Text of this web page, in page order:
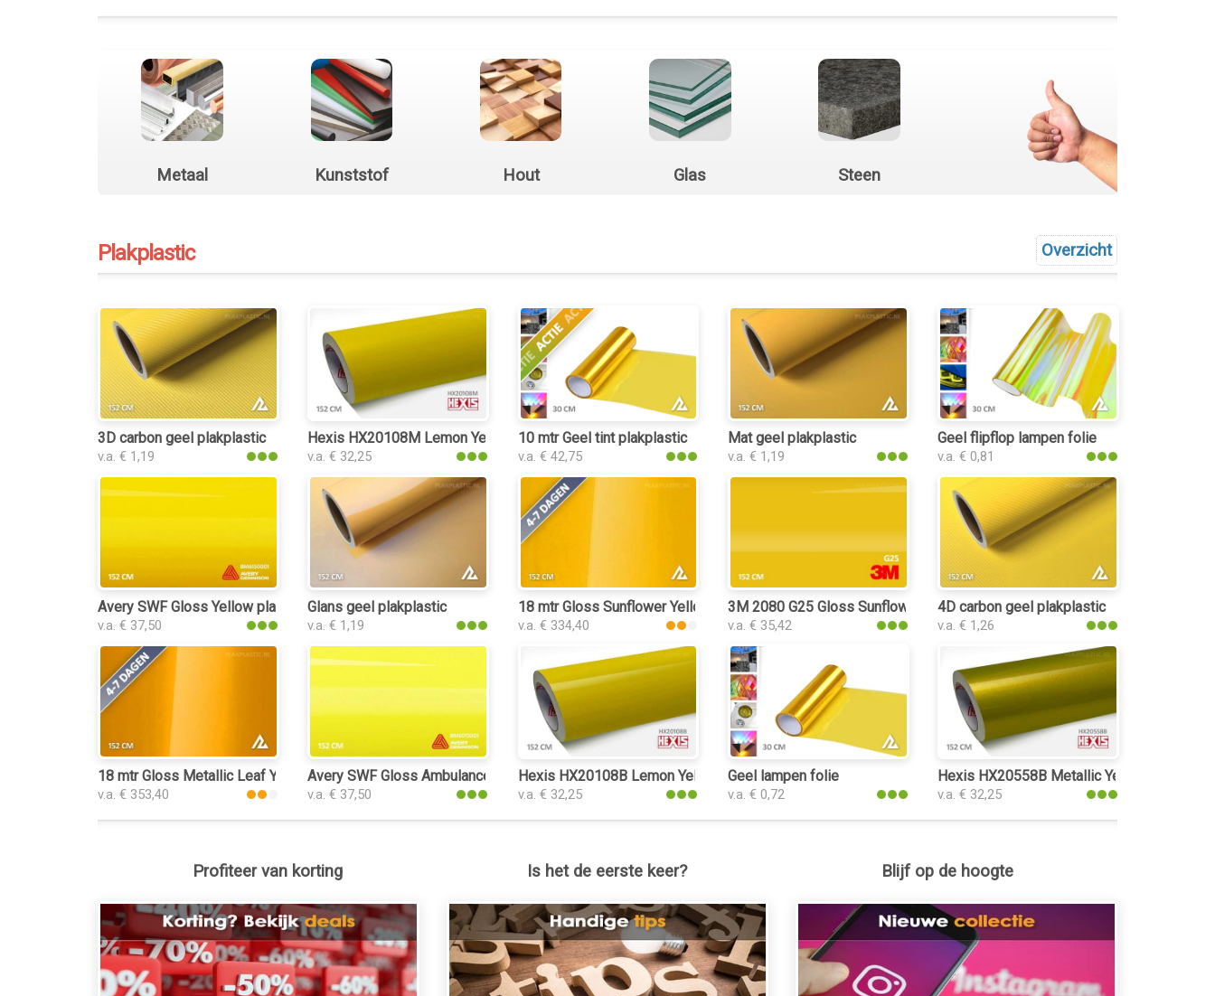
Metaal Kunststof Hout Glas Steen
Overzicht
Plakplastic
3D carbon geel plakplastic
v.a. € 1,19
Hexis HX20108M Lemon Yellow Matt plakplastic
v.a. € 32,25
10 mtr Geel tint plakplastic
v.a. € 42,75
Mat geel plakplastic
v.a. € 1,19
Geel flipflop lampen folie
v.a. € 0,81
Avery SWF Gloss Yellow plakplastic
v.a. € 37,50
Glans geel plakplastic
v.a. € 1,19
18 mtr Gloss Sunflower Yellow 3134 plakplastic
v.a. € 334,40
3M 2080 G25 Gloss Sunflower plakplastic
v.a. € 35,42
4D carbon geel plakplastic
v.a. € 1,26
18 mtr Gloss Metallic Leaf Yellow 3058 plakplastic
v.a. € 353,40
Avery SWF Gloss Ambulance Yellow plakplastic
v.a. € 37,50
Hexis HX20108B Lemon Yellow Gloss plakplastic
v.a. € 32,25
Geel lampen folie
v.a. € 0,72
Hexis HX20558B Metallic Yellow Gloss
v.a. € 32,25
Profiteer van korting Is het de eerste keer? Blijf op de hoogte